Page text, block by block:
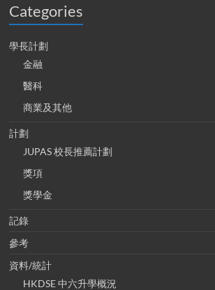
Categories
學長計劃
金融
醫科
商業及其他
計劃
JUPAS 校長推薦計劃
獎項
獎學金
記錄
參考
資料/統計
HKDSE 中六升學概況